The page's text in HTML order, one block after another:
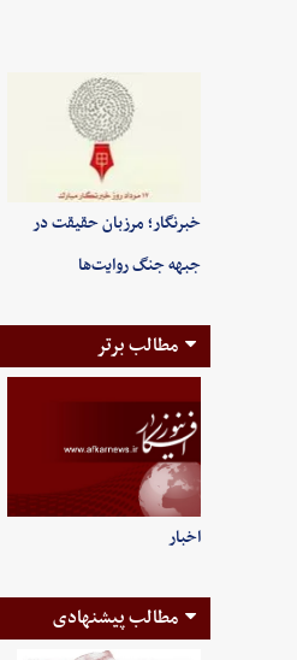
خبرنگار؛ مرزبان حقیقت در
جبهه جنگ روایت‌ها
مطالب برتر
اخبار
مطالب پیشنهادی